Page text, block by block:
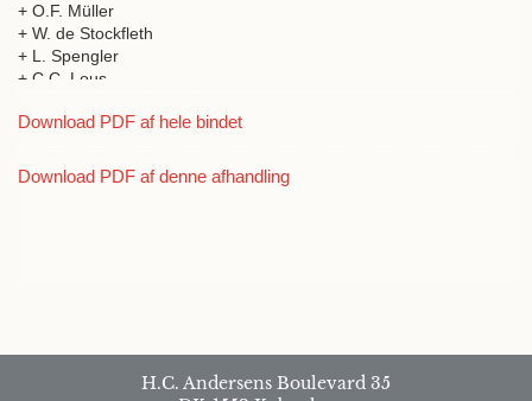
+ O.F. Müller
+ W. de Stockfleth
+ L. Spengler
+ C.C. Lous
+ M. Saxtorph
+ C.G. Kratzenstein
Download PDF af hele bindet
Download PDF af denne afhandling
H.C. Andersens Boulevard 35